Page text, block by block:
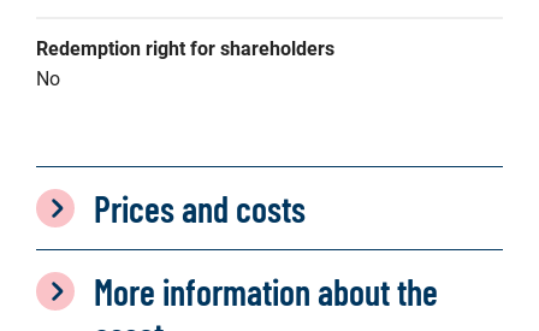
Redemption right for shareholders
No
Prices and costs
More information about the